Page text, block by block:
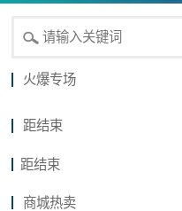
火爆专场
距结束
距结束
商城热卖